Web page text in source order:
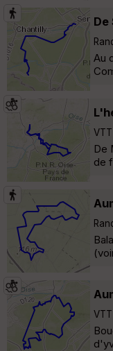
De
Au
VTT
De
de
VTT